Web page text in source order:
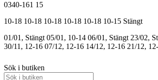
0340-161 15
10-18 10-18 10-18 10-18 10-18 10-15 Stängt
01/01, Stängt 05/01, 10-14 06/01, Stängt 23/02,
30/11, 12-16 07/12, 12-16 14/12, 12-16 21/12,
Sök i butiken